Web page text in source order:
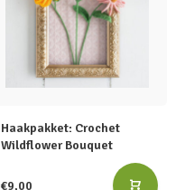
Haakpakket: Crochet
Wildflower Bouquet
€9,00